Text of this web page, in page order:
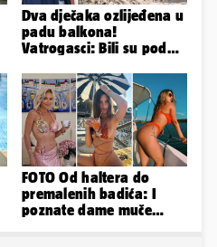
Dva dječaka ozlijeđena u
padu balkona!
Vatrogasci: Bili su pod
bolnici su
FOTO Od haltera do
premalenih badića: I
poznate dame muče